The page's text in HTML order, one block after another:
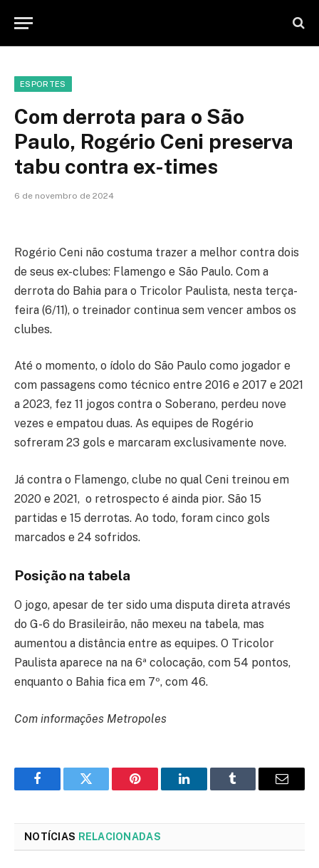
ESPORTES
Com derrota para o São
Paulo, Rogério Ceni preserva
tabu contra ex-times
6 de novembro de 2024
Rogério Ceni não costuma trazer a melhor contra dois
de seus ex-clubes: Flamengo e São Paulo. Com a
derrota do Bahia para o Tricolor Paulista, nesta terça-
feira (6/11), o treinador continua sem vencer ambos os
clubes.
Até o momento, o ídolo do São Paulo como jogador e
com passagens como técnico entre 2016 e 2017 e 2021
a 2023, fez 11 jogos contra o Soberano, perdeu nove
vezes e empatou duas. As equipes de Rogério
sofreram 23 gols e marcaram exclusivamente nove.
Já contra o Flamengo, clube no qual Ceni treinou em
2020 e 2021, o retrospecto é ainda pior. São 15
partidas e 15 derrotas. Ao todo, foram cinco gols
marcados e 24 sofridos.
Posição na tabela
O jogo, apesar de ter sido uma disputa direta através
do G-6 do Brasileirão, não mexeu na tabela, mas
aumentou a distância entre as equipes. O Tricolor
Paulista aparece na na 6ª colocação, com 54 pontos,
enquanto o Bahia fica em 7º, com 46.
Com informações Metropoles
FacebookTwitter Pinterest LinkedInTumblr Email
NOTÍCIAS RELACIONADAS